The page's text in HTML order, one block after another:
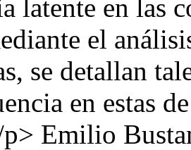
latente en las
el
se detallan
en estas
Emilio